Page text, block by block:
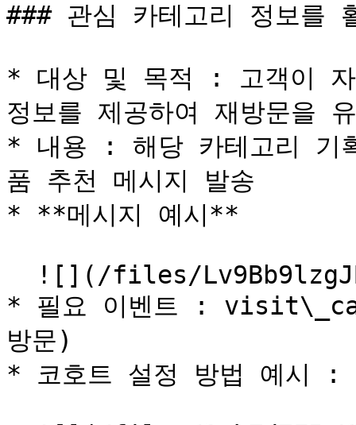
### 관심 카테고리 정보를
* 대상 및 목적 : 고객이 자
정보를 제공하여 재방문을
* 내용 : 해당 카테고리 기
품 추천 메시지 발송
* **메시지 예시**
* 필요 이벤트 :
방문)
* 코호트 설정 방법 예시 :